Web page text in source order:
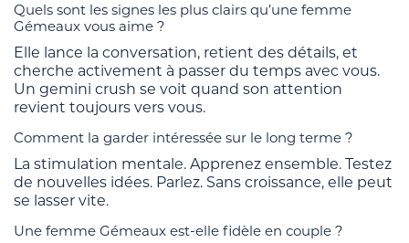
Quels sont les signes les plus clairs qu’une femme
Gémeaux vous aime ?
Elle lance la conversation, retient des détails, et
cherche activement à passer du temps avec vous.
Un gemini crush se voit quand son attention
revient toujours vers vous.
Comment la garder intéressée sur le long terme ?
La stimulation mentale. Apprenez ensemble. Testez
de nouvelles idées. Parlez. Sans croissance, elle peut
se lasser vite.
Une femme Gémeaux est-elle fidèle en couple ?